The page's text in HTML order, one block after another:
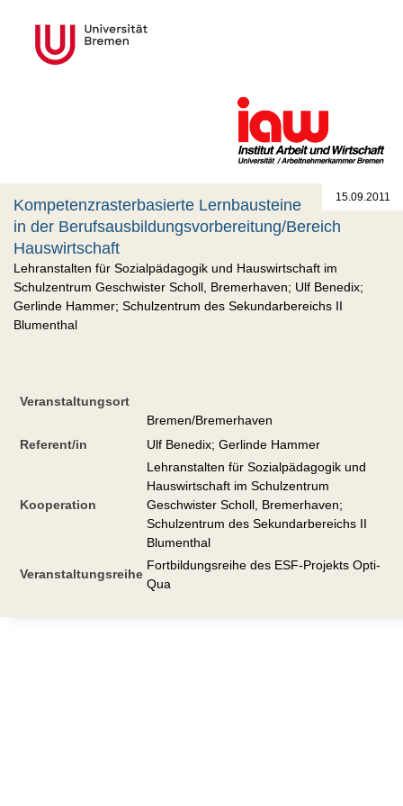
15.09.2011
Kompetenzrasterbasierte Lernbausteine
in der Berufsausbildungsvorbereitung/Bereich
Hauswirtschaft
Lehranstalten für Sozialpädagogik und Hauswirtschaft im
Schulzentrum Geschwister Scholl, Bremerhaven; Ulf Benedix;
Gerlinde Hammer; Schulzentrum des Sekundarbereichs II
Blumenthal
Veranstaltungsort
Bremen/Bremerhaven
Referent/in
Ulf Benedix; Gerlinde Hammer
Kooperation
Lehranstalten für Sozialpädagogik und
Hauswirtschaft im Schulzentrum
Geschwister Scholl, Bremerhaven;
Schulzentrum des Sekundarbereichs II
Blumenthal
Veranstaltungsreihe
Fortbildungsreihe des ESF-Projekts Opti-
Qua